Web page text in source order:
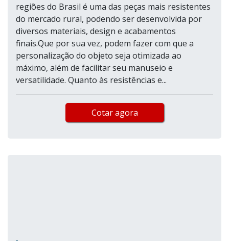
regiões do Brasil é uma das peças mais resistentes
do mercado rural, podendo ser desenvolvida por
diversos materiais, design e acabamentos
finais.Que por sua vez, podem fazer com que a
personalização do objeto seja otimizada ao
máximo, além de facilitar seu manuseio e
versatilidade. Quanto às resistências e...
Cotar agora